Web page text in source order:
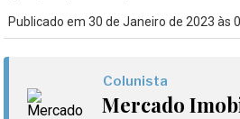
Publicado em 30 de Janeiro de 2023 às
Colunista
Mercado